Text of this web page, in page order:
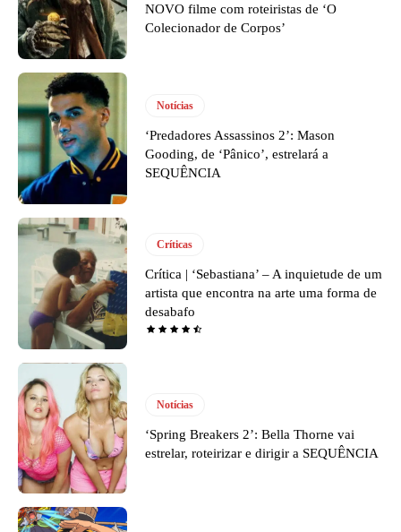
NOVO filme com roteiristas de ‘O
Colecionador de Corpos’
Notícias
‘Predadores Assassinos 2’: Mason
Gooding, de ‘Pânico’, estrelará a
SEQUÊNCIA
Críticas
Crítica | ‘Sebastiana’ – A inquietude de um
artista que encontra na arte uma forma de
desabafo
Notícias
‘Spring Breakers 2’: Bella Thorne vai
estrelar, roteirizar e dirigir a SEQUÊNCIA